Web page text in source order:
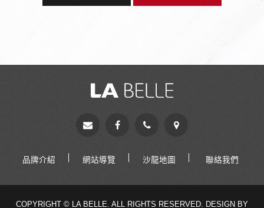
品牌介紹 網站導覽 沙龍地圖 聯絡我們
COPYRIGHT © LA BELLE. ALL RIGHTS RESERVED. DESIGN BY